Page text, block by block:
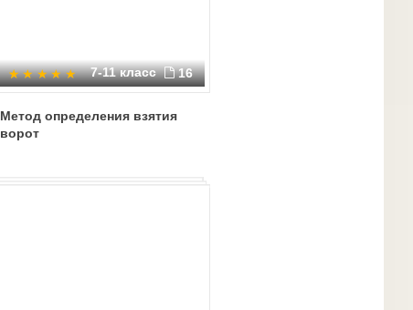
7-11 класс 16
Метод определения взятия
ворот